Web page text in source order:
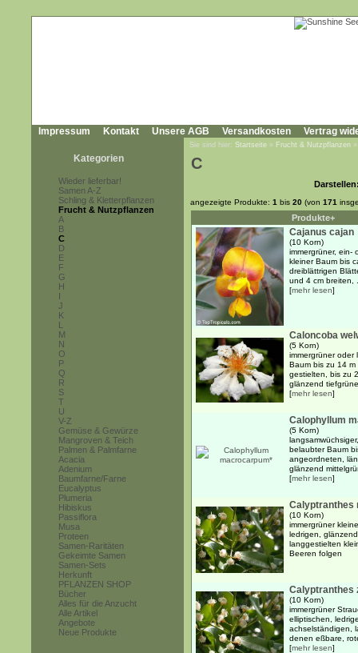
Impressum Kontakt Unsere AGB Versandkosten Vertrag
Kategorien
Wieder lieferbar!
Samen A-Z
Schling & Kletterpflanzen
Frucht & Nutzpflanzen
A
B
C
D
E
F
G
H
I
J
K
L
M
N
O
P
Q
R
S
T
U
V-Z
Gemüse & Gewürze
Mangroven & Teich
Palmen & Palmfarne
Acacia
Adenium
Baumfarne/Farne
Eucalyptus
Plumeria
Hibiskus
Passiflora
Musa
Proteen
Samen-Raritäten
Gekeimte Samen
Samen-Sets
Herkunft
PFLANZEN SHOP
Bücher
Alles für die Anzucht
Alle Artikel
Angebote
Neue Produkte
Sie sind hier: Startseite » Frucht & Nutzpflanzen
C
angezeigte Produkte: 1 bis 20 (von 171
Produkte+
Cajanus cajan
(10 Korn)
immergrüner, ein-
kleiner Baum bis
dreiblättrigen
und 4 cm breiten,
[mehr lesen]
Caloncoba
(5 Korn)
immergrüner oder
Baum bis zu 14
gestielten, bis zu
glänzend
[mehr lesen]
Calophyllum
(5 Korn)
belaubter Baum
angeordneten,
glänzend
[mehr lesen]
Calyptranthes
(10 Korn)
immergrüner
ledrigen,
langgestielten
Beeren folgen
Calyptranthes
(10 Korn)
immergrüner
elliptischen,
achselständigen,
denen eßbare,
[mehr lesen]